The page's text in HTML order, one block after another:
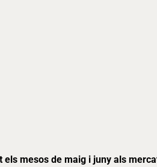
mesos de maig i juny als